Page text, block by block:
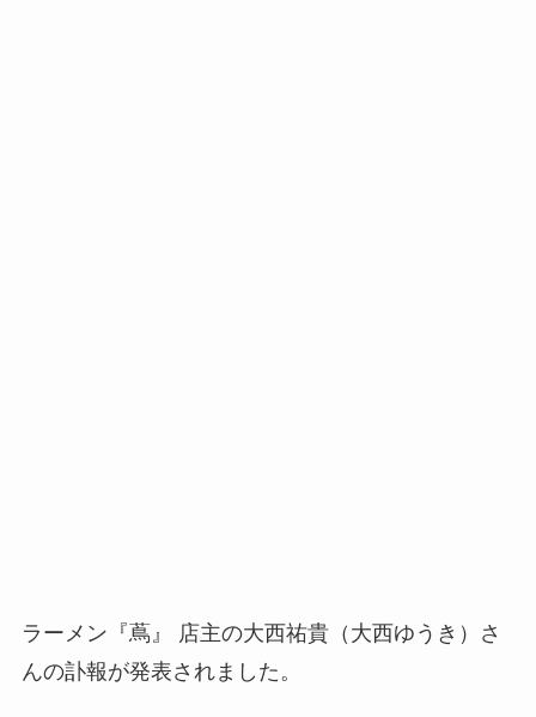
ラーメン『蔦』 店主の大西祐貴（大西ゆうき）さ
んの訃報が発表されました。